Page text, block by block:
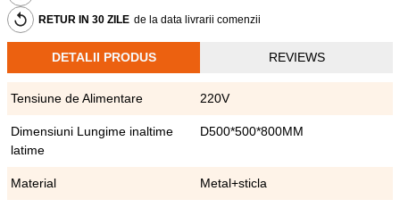
RETUR IN 30 ZILE de la data livrarii comenzii
DETALII PRODUS REVIEWS
Tensiune de Alimentare 220V
Dimensiuni Lungime inaltime
latime
D500*500*800MM
Material Metal+sticla